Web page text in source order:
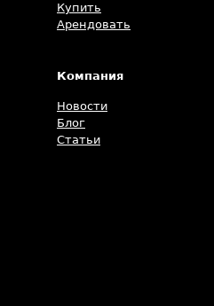
Купить
Арендовать
Компания
Новости
Блог
Статьи